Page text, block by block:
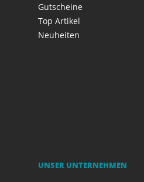
Gutscheine
Top Artikel
Neuheiten
UNSER UNTERNEHMEN